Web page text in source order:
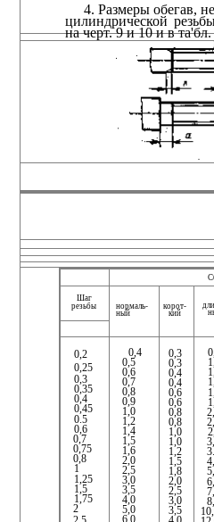
4. Размеры обегав,
цилиндрической
на черт. 9 и 10 и в
Шаг
резьбы
нормаль­
ный
корот­
кий
0,2
0,25
0,3
0,35
0,4
0,45
0.5
0,6
0,7
0,75
0,8
1
1,25
1,5
1,75
2
0,4
0,5
0,6
0,7
0,8
0,9
1,0
1,2
1,4
1,5
1,6
2,0
2,5
3,0
3,5
4,0
5,0
6,0
0,3
0,3
0,4
0,4
0,6
0,6
0,8
0,8
1,0
1,0
1,2
1,5
1,8
2,0
2,5
3,0
3,5